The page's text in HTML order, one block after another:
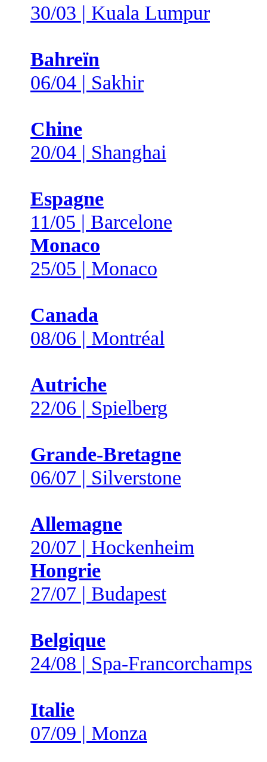
30/03 | Kuala Lumpur
Bahreïn
06/04 | Sakhir
Chine
20/04 | Shanghai
Espagne
11/05 | Barcelone
Monaco
25/05 | Monaco
Canada
08/06 | Montréal
Autriche
22/06 | Spielberg
Grande-Bretagne
06/07 | Silverstone
Allemagne
20/07 | Hockenheim
Hongrie
27/07 | Budapest
Belgique
24/08 | Spa-Francorchamps
Italie
07/09 | Monza